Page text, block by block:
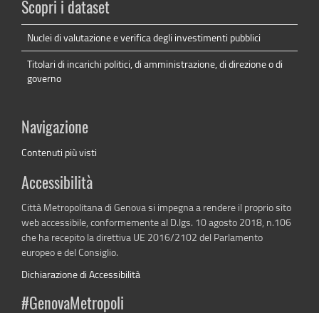
Scopri i dataset
Nuclei di valutazione e verifica degli investimenti pubblici
Titolari di incarichi politici, di amministrazione, di direzione o di
governo
Navigazione
Contenuti più visti
Accessibilità
Città Metropolitana di Genova si impegna a rendere il proprio sito
web accessibile, conformemente al D.lgs. 10 agosto 2018, n.106
che ha recepito la direttiva UE 2016/2102 del Parlamento
europeo e del Consiglio.
Dichiarazione di Accessibilità
#GenovaMetropoli